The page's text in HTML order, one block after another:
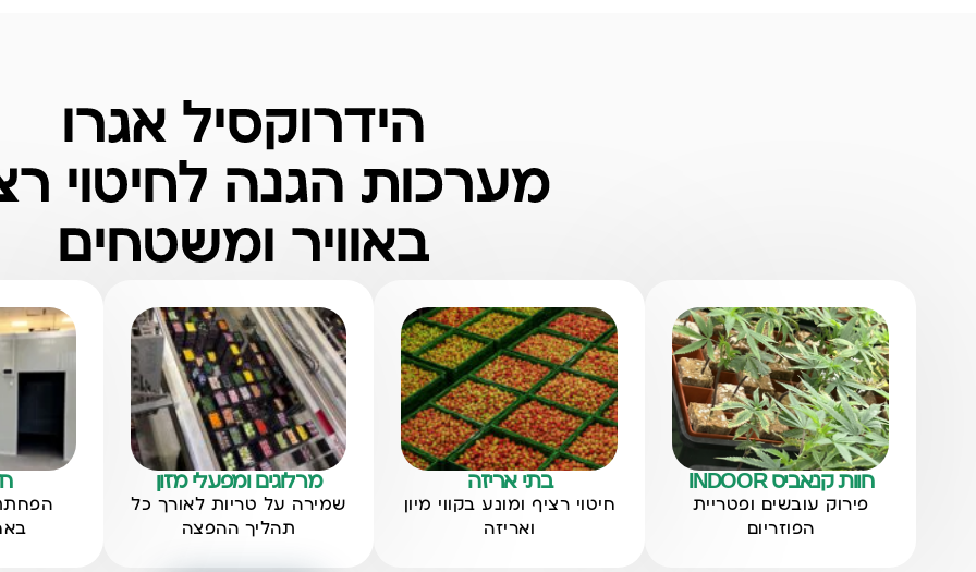
הידרוקסיל אגרו
מערכות הגנה לחיטוי
באוויר ומשטחים
חוות קנאביס INDOOR
פירוק עובשים ופטריית
הפוזריום
בתי אריזה
חיטוי רציף ומונע בקווי מיון
ואריזה
מרלוגים ומפעלי מזון
שמירה על טריות לאורך כל
תהליך ההפצה